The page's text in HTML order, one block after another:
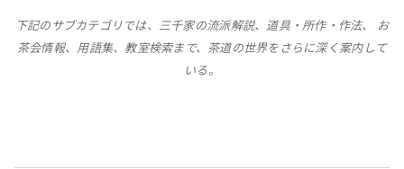
下記のサブカテゴリでは、三千家の流派解説、道具・所作・作法、 お
茶会情報、用語集、教室検索まで、茶道の世界をさらに深く案内して
いる。